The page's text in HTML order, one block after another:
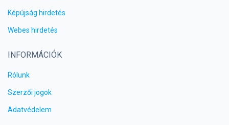
Képújság hirdetés
Webes hirdetés
INFORMÁCIÓK
Rólunk
Szerzői jogok
Adatvédelem